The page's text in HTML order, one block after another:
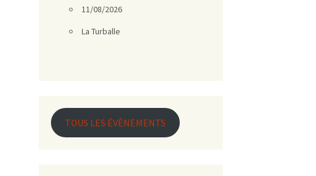
11/08/2026
La Turballe
TOUS LES ÉVÈNEMENTS